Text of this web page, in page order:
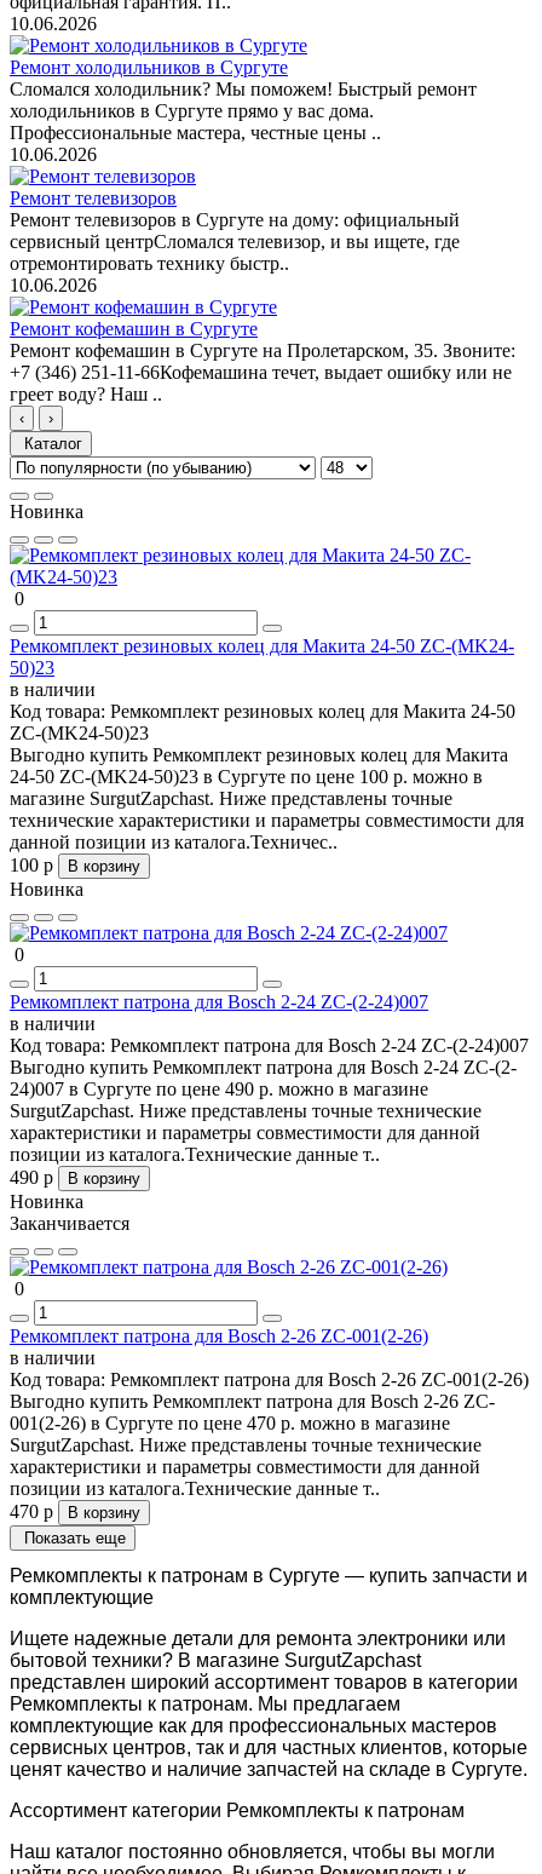
10.06.2026
Ремонт холодильников в Сургуте
Сломался холодильник? Мы поможем! Быстрый ремонт
холодильников в Сургуте прямо у вас дома.
Профессиональные мастера, честные цены ..
10.06.2026
Ремонт телевизоров
Ремонт телевизоров в Сургуте на дому: официальный
сервисный центрСломался телевизор, и вы ищете, где
отремонтировать технику быстр..
10.06.2026
Ремонт кофемашин в Сургуте
Ремонт кофемашин в Сургуте на Пролетарском, 35. Звоните:
+7 (346) 251-11-66Кофемашина течет, выдает ошибку или не
греет воду? Наш ..
‹
›
Каталог
Новинка
0
Ремкомплект резиновых колец для Макита 24-50 ZC-(MK24-
50)23
в наличии
Код товара: Ремкомплект резиновых колец для Макита 24-50
ZC-(MK24-50)23
Выгодно купить Ремкомплект резиновых колец для Макита
24-50 ZC-(MK24-50)23 в Сургуте по цене 100 р. можно в
магазине SurgutZapchast. Ниже представлены точные
технические характеристики и параметры совместимости для
данной позиции из каталога.Техничес..
100 р
В корзину
Новинка
0
Ремкомплект патрона для Bosch 2-24 ZC-(2-24)007
в наличии
Код товара: Ремкомплект патрона для Bosch 2-24 ZC-(2-24)007
Выгодно купить Ремкомплект патрона для Bosch 2-24 ZC-(2-
24)007 в Сургуте по цене 490 р. можно в магазине
SurgutZapchast. Ниже представлены точные технические
характеристики и параметры совместимости для данной
позиции из каталога.Технические данные т..
490 р
В корзину
Новинка
Заканчивается
0
Ремкомплект патрона для Bosch 2-26 ZC-001(2-26)
в наличии
Код товара: Ремкомплект патрона для Bosch 2-26 ZC-001(2-26)
Выгодно купить Ремкомплект патрона для Bosch 2-26 ZC-
001(2-26) в Сургуте по цене 470 р. можно в магазине
SurgutZapchast. Ниже представлены точные технические
характеристики и параметры совместимости для данной
позиции из каталога.Технические данные т..
470 р
В корзину
Показать еще
Ремкомплекты к патронам в Сургуте — купить запчасти и
комплектующие
Ищете надежные детали для ремонта электроники или
бытовой техники? В магазине SurgutZapchast
представлен широкий ассортимент товаров в категории
Ремкомплекты к патронам. Мы предлагаем
комплектующие как для профессиональных мастеров
сервисных центров, так и для частных клиентов, которые
ценят качество и наличие запчастей на складе в Сургуте.
Ассортимент категории Ремкомплекты к патронам
Наш каталог постоянно обновляется, чтобы вы могли